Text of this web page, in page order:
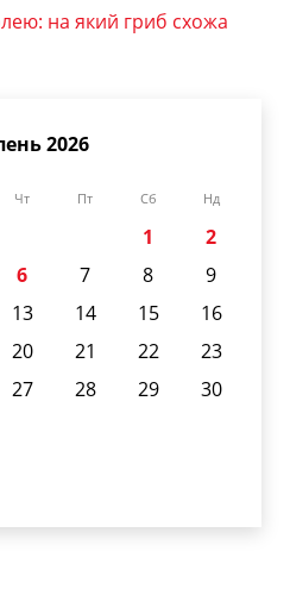
на який гриб схожа
2026
Чт Пт Сб Нд
1
2
6 7 8
9
13 14 15
16
20 21 22
23
27 28 29
30